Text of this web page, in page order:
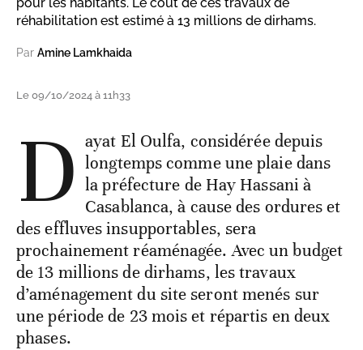
pour les habitants. Le coût de ces travaux de
réhabilitation est estimé à 13 millions de dirhams.
Par Amine Lamkhaida
Le 09/10/2024 à 11h33
D ayat El Oulfa, considérée depuis
longtemps comme une plaie dans
la préfecture de Hay Hassani à
Casablanca, à cause des ordures et
des effluves insupportables, sera
prochainement réaménagée. Avec un budget
de 13 millions de dirhams, les travaux
d’aménagement du site seront menés sur
une période de 23 mois et répartis en deux
phases.